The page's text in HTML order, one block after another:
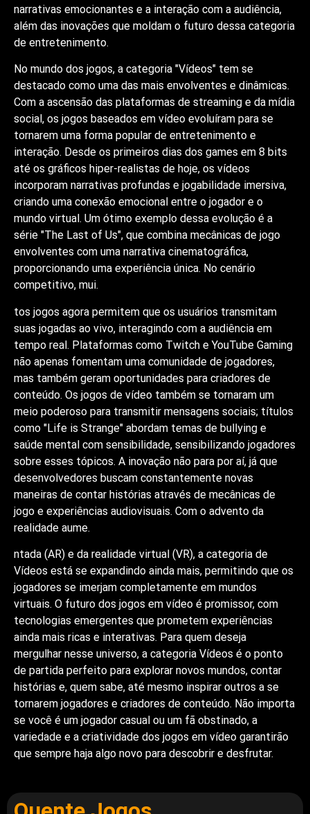
narrativas emocionantes e a interação com a audiência,
além das inovações que moldam o futuro dessa categoria
de entretenimento.
No mundo dos jogos, a categoria "Vídeos" tem se
destacado como uma das mais envolventes e dinâmicas.
Com a ascensão das plataformas de streaming e da mídia
social, os jogos baseados em vídeo evoluíram para se
tornarem uma forma popular de entretenimento e
interação. Desde os primeiros dias dos games em 8 bits
até os gráficos hiper-realistas de hoje, os vídeos
incorporam narrativas profundas e jogabilidade imersiva,
criando uma conexão emocional entre o jogador e o
mundo virtual. Um ótimo exemplo dessa evolução é a
série "The Last of Us", que combina mecânicas de jogo
envolventes com uma narrativa cinematográfica,
proporcionando uma experiência única. No cenário
competitivo, mui.
tos jogos agora permitem que os usuários transmitam
suas jogadas ao vivo, interagindo com a audiência em
tempo real. Plataformas como Twitch e YouTube Gaming
não apenas fomentam uma comunidade de jogadores,
mas também geram oportunidades para criadores de
conteúdo. Os jogos de vídeo também se tornaram um
meio poderoso para transmitir mensagens sociais; títulos
como "Life is Strange" abordam temas de bullying e
saúde mental com sensibilidade, sensibilizando jogadores
sobre esses tópicos. A inovação não para por aí, já que
desenvolvedores buscam constantemente novas
maneiras de contar histórias através de mecânicas de
jogo e experiências audiovisuais. Com o advento da
realidade aume.
ntada (AR) e da realidade virtual (VR), a categoria de
Vídeos está se expandindo ainda mais, permitindo que os
jogadores se imerjam completamente em mundos
virtuais. O futuro dos jogos em vídeo é promissor, com
tecnologias emergentes que prometem experiências
ainda mais ricas e interativas. Para quem deseja
mergulhar nesse universo, a categoria Vídeos é o ponto
de partida perfeito para explorar novos mundos, contar
histórias e, quem sabe, até mesmo inspirar outros a se
tornarem jogadores e criadores de conteúdo. Não importa
se você é um jogador casual ou um fã obstinado, a
variedade e a criatividade dos jogos em vídeo garantirão
que sempre haja algo novo para descobrir e desfrutar.